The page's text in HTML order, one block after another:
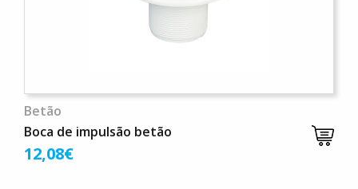
Betão
Boca de impulsão betão
12,08€